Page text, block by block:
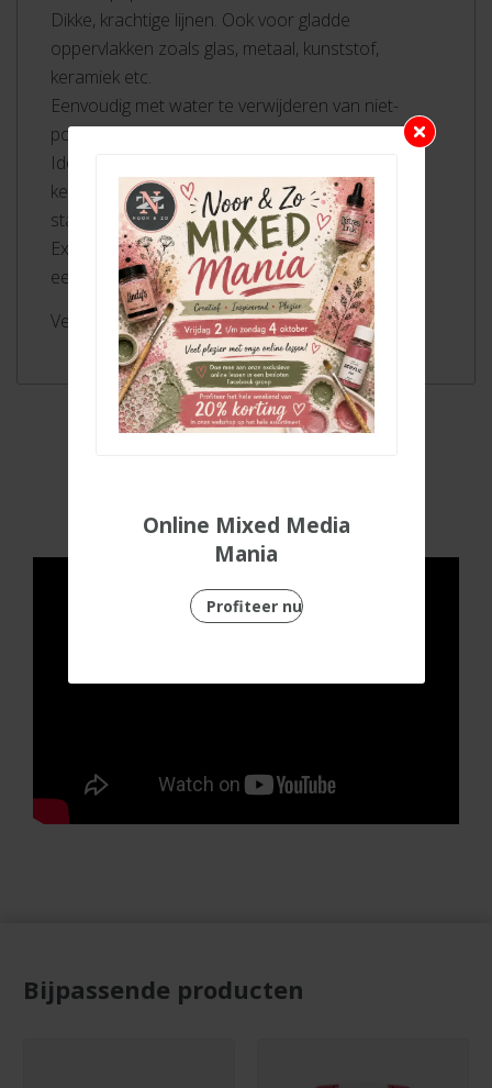
Dikke, krachtige lijnen. Ook voor gladde
oppervlakken zoals glas, metaal, kunststof,
keramiek etc.
Eenvoudig met water te verwijderen van niet-
poreuze gladde oppervlakken zoals glas.
Ideaal voor het inkleuren van grote vlakken. XXL
kern (10 mm) bevat acht keer zoveel kleur als
standaard kleurpotloden.
Extra dikke, robuuste en onbreekbare kern met
een diameter van 10 mm
Verkrijgbaar in 24 kleuren
workshop
Bijpassende producten
Online Mixed Media
Mania
Profiteer nu